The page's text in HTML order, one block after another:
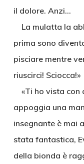
il dolore. Anzi…
La mulatta la
prima sono
pisciare mentre
riuscirci! Sciocca!»
«Ti ho vista con
appoggia una
insegnante è mai
stata fantastica,
della bionda è